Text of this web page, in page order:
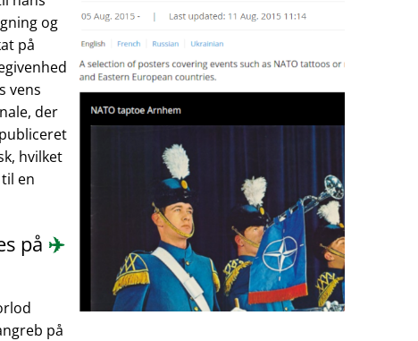
og
på
vens
der
hvilket
en
på ✈️
på